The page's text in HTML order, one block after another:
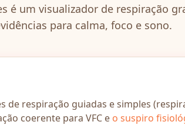
é um visualizador de respiração
para calma, foco e sono.
de respiração guiadas e simples
coerente para VFC e o suspiro